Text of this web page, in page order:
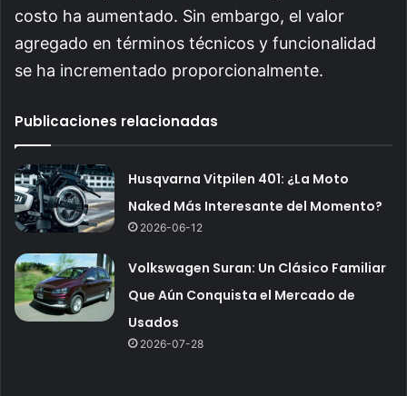
costo ha aumentado. Sin embargo, el valor
agregado en términos técnicos y funcionalidad
se ha incrementado proporcionalmente.
Publicaciones relacionadas
Husqvarna Vitpilen 401: ¿La Moto
Naked Más Interesante del Momento?
2026-06-12
Volkswagen Suran: Un Clásico Familiar
Que Aún Conquista el Mercado de
Usados
2026-07-28